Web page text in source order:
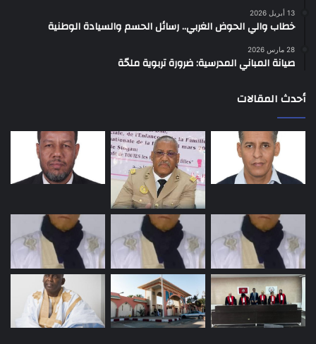
13 أبريل 2026
خطاب والي الحوض الغربي.. رسائل الحسم والسيادة الوطنية
28 مارس 2026
صيانة المباني المدرسية: ضرورة تربوية ملحّة
أحدث المقالات